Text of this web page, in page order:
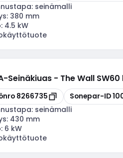
seinämalli
380 mm
4.5 kW
-Seinäkiuas - The Wall
8266735 Kopioi
Sonepar-ID
seinämalli
430 mm
6 kW